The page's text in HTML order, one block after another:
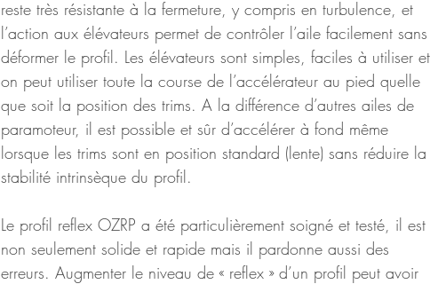
reste très résistante à la fermeture, y compris en turbulence, et
l’action aux élévateurs permet de contrôler l’aile facilement sans
déformer le profil. Les élévateurs sont simples, faciles à utiliser et
on peut utiliser toute la course de l’accélérateur au pied quelle
que soit la position des trims. A la différence d’autres ailes de
paramoteur, il est possible et sûr d’accélérer à fond même
lorsque les trims sont en position standard (lente) sans réduire la
stabilité intrinsèque du profil.
Le profil reflex OZRP a été particulièrement soigné et testé, il est
non seulement solide et rapide mais il pardonne aussi des
erreurs. Augmenter le niveau de « reflex » d’un profil peut avoir